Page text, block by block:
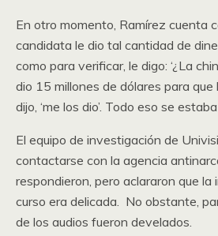
En otro momento, Ramírez cuenta
candidata le dio tal cantidad de
como para verificar, le digo: ‘¿La
dio 15 millones de dólares para que
dijo, ‘me los dio’. Todo eso se
El equipo de investigación de
contactarse con la agencia
respondieron, pero aclararon que la
curso era delicada. No obstante,
de los audios fueron develados.